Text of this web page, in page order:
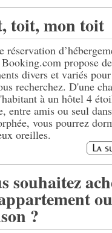
toit, mon toit
réservation
Booking.com propose
divers et variés
recherchez. D'une
l'habitant à un hôtel 4
entre amis ou seul
vous pourrez
oreilles.
souhaitez
?